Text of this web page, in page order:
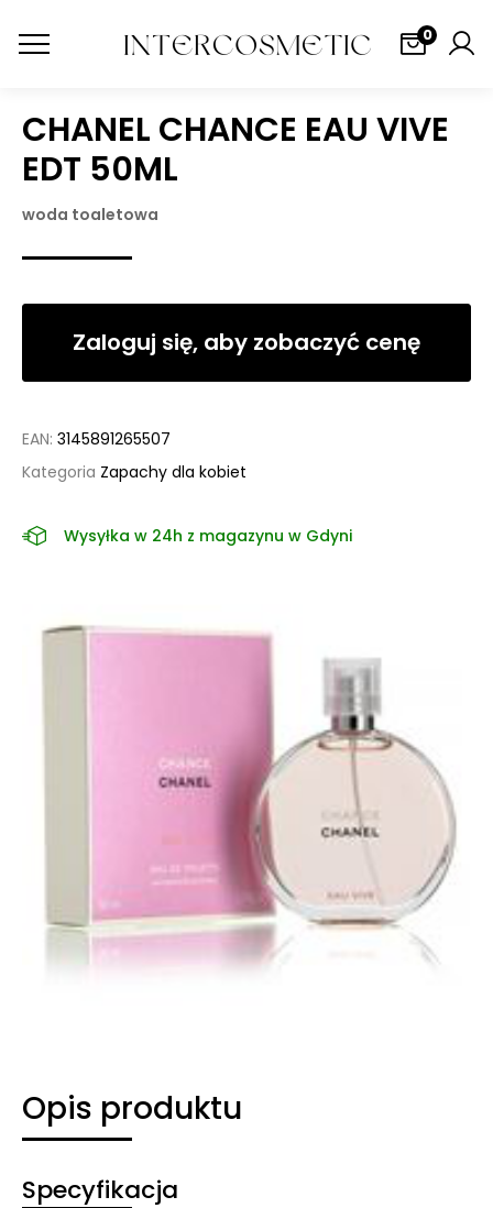
0
Opis produktu
Specyfikacja
CHANEL CHANCE EAU VIVE
EDT 50ML
woda toaletowa
Zaloguj się, aby zobaczyć cenę
EAN: 3145891265507
Kategoria Zapachy dla kobiet
Wysyłka w 24h z magazynu w Gdyni